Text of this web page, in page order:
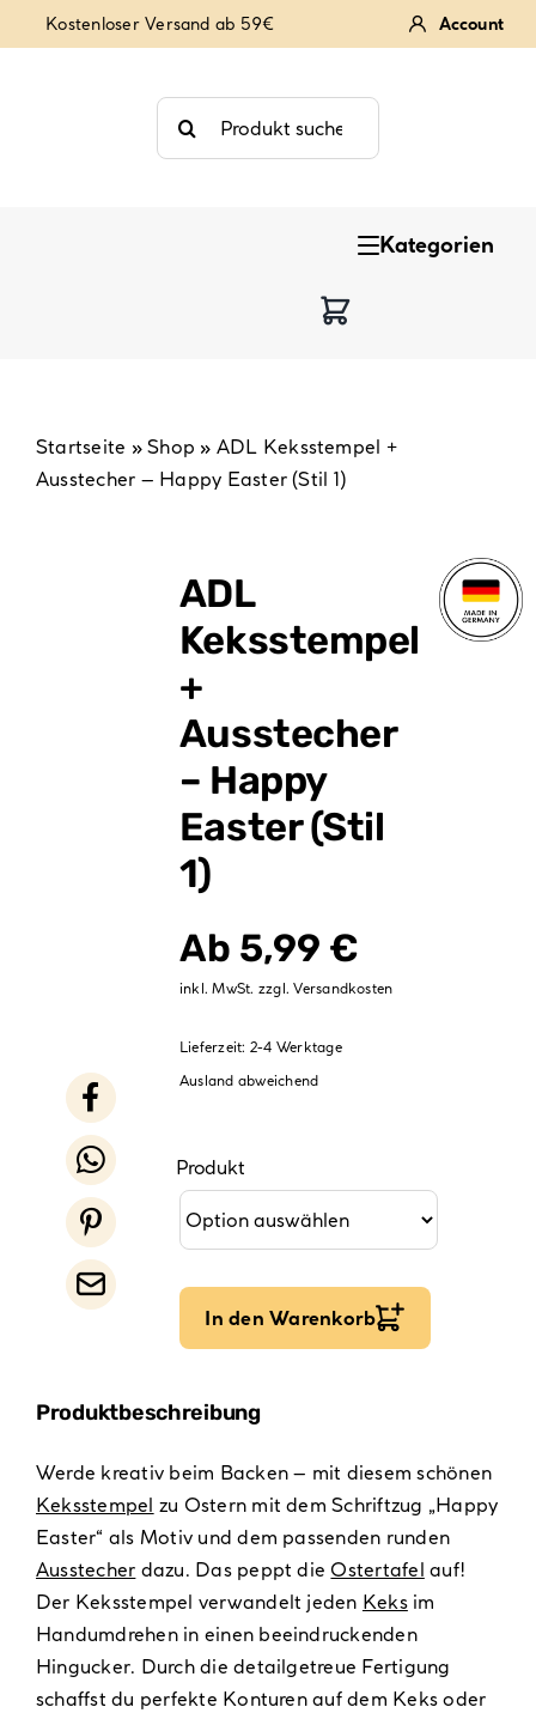
Inhalt
Kostenloser Versand ab 59€ Account
Suche
nach:
Kategorien
Backzubehör & Backwerkzeug
Partydekoration
Startseite »Shop » ADL Keksstempel +
Ausstecher – Happy Easter (Stil 1)
ADL
Keksstempel
+
Ausstecher
– Happy
Easter (Stil
1)
Ab 5,99 €
inkl. MwSt. zzgl.Versandkosten
Lieferzeit: 2-4 Werktage
Ausland abweichend
Produkt
In den Warenkorb
Produktbeschreibung
Werde kreativ beim Backen – mit diesem schönen
Keksstempel zu Ostern mit dem Schriftzug „Happy
Easter“ als Motiv und dem passenden runden
Ausstecher dazu. Das peppt die Ostertafel auf!
Der Keksstempel verwandelt jeden Keksim
Handumdrehen in einen beeindruckenden
Hingucker. Durch die detailgetreue Fertigung
schaffst du perfekte Konturen auf dem Keks oder